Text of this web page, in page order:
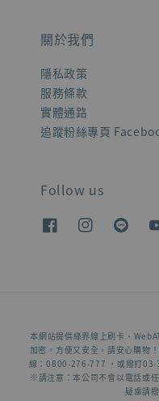
關於我們
隱私政策
服務條款
實體通路
追蹤粉絲專頁
Follow us
本網站提供綠界線上刷卡、
加密，方便又安全，請安心購物
線：0800-276-777 ，或撥打03-
※請注意：本公司不會以電話或
疑慮請